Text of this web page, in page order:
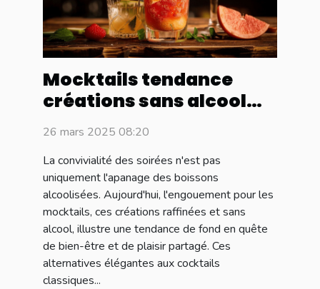
Mocktails tendance
créations sans alcool
pour vos soirées
26 mars 2025 08:20
La convivialité des soirées n'est pas
uniquement l'apanage des boissons
alcoolisées. Aujourd'hui, l'engouement pour les
mocktails, ces créations raffinées et sans
alcool, illustre une tendance de fond en quête
de bien-être et de plaisir partagé. Ces
alternatives élégantes aux cocktails
classiques...